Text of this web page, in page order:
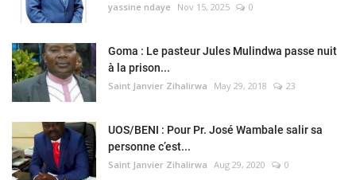
yassine ndaye Nov 15, 2025 0
Goma : Le pasteur Jules Mulindwa passe nuit
à la prison...
Saint Janvier Zihalirwa May 29, 2018 23
UOS/BENI : Pour Pr. José Wambale salir sa
personne c’est...
Saint Janvier Zihalirwa Aug 29, 2020 0